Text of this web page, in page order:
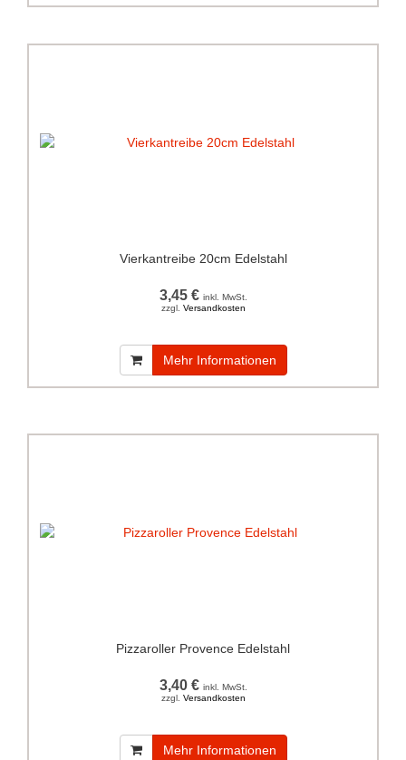
Vierkantreibe 20cm Edelstahl
3,45 € inkl. MwSt.
zzgl. Versandkosten
Mehr Informationen
Pizzaroller Provence Edelstahl
3,40 € inkl. MwSt.
zzgl. Versandkosten
Mehr Informationen